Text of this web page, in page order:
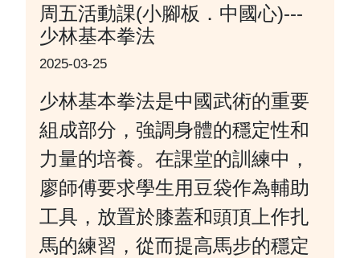
周五活動課(小腳板．中國心)---
少林基本拳法
2025-03-25
少林基本拳法是中國武術的重要
組成部分，強調身體的穩定性和
力量的培養。在課堂的訓練中，
廖師傅要求學生用豆袋作為輔助
工具，放置於膝蓋和頭頂上作扎
馬的練習，從而提高馬步的穩定